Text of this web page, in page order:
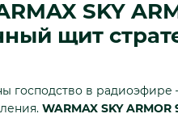
SKY
щит
господство в радиоэфире
WARMAX SKY ARMOR